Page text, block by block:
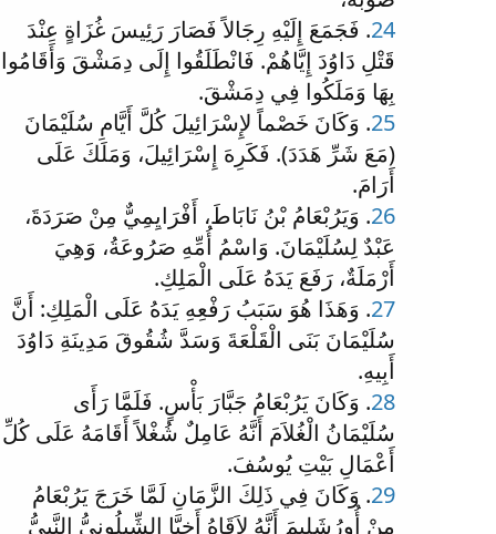
24. فَجَمَعَ إِلَيْهِ رِجَالاً فَصَارَ رَئِيسَ غُزَاةٍ عِنْدَ
قَتْلِ دَاوُدَ إِيَّاهُمْ. فَانْطَلَقُوا إِلَى دِمَشْقَ وَأَقَامُوا
بِهَا وَمَلَكُوا فِي دِمَشْقَ.
25. وَكَانَ خَصْماً لإِسْرَائِيلَ كُلَّ أَيَّامِ سُلَيْمَانَ
(مَعَ شَرِّ هَدَدَ). فَكَرِهَ إِسْرَائِيلَ، وَمَلَكَ عَلَى
أَرَامَ.
26. وَيَرُبْعَامُ بْنُ نَابَاطَ، أَفْرَايِمِيٌّ مِنْ صَرَدَةَ،
عَبْدٌ لِسُلَيْمَانَ. وَاسْمُ أُمِّهِ صَرُوعَةُ، وَهِيَ
أَرْمَلَةٌ، رَفَعَ يَدَهُ عَلَى الْمَلِكِ.
27. وَهَذَا هُوَ سَبَبُ رَفْعِهِ يَدَهُ عَلَى الْمَلِكِ: أَنَّ
سُلَيْمَانَ بَنَى الْقَلْعَةَ وَسَدَّ شُقُوقَ مَدِينَةِ دَاوُدَ
أَبِيهِ.
28. وَكَانَ يَرُبْعَامُ جَبَّارَ بَأْسٍ. فَلَمَّا رَأَى
سُلَيْمَانُ الْغُلاَمَ أَنَّهُ عَامِلٌ شُغْلاً أَقَامَهُ عَلَى كُلِّ
أَعْمَالِ بَيْتِ يُوسُفَ.
29. وَكَانَ فِي ذَلِكَ الزَّمَانِ لَمَّا خَرَجَ يَرُبْعَامُ
مِنْ أُورُشَلِيمَ أَنَّهُ لاَقَاهُ أَخِيَّا الشِّيلُونِيُّ النَّبِيُّ